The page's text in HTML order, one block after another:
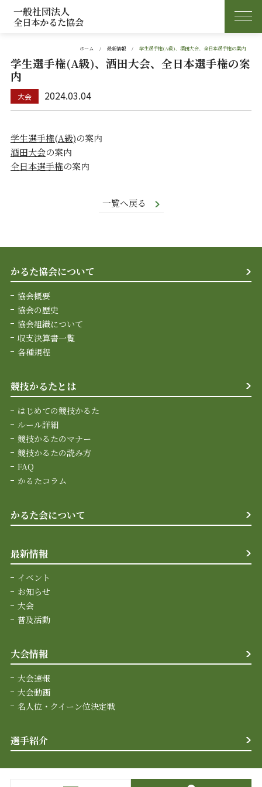
一般社団法人
全日本かるた協会
ホーム 最新情報 学生選手権(A級)、酒田大会、全日本選手権の案内
学生選手権(A級)、酒田大会、全日本選手権の案
内
2024.03.04
学生選手権(A級)の案内
酒田大会の案内
全日本選手権の案内
一覧へ戻る
かるた協会について
協会概要
協会の歴史
協会組織について
収支決算書一覧
各種規程
競技かるたとは
はじめての競技かるた
ルール詳細
競技かるたのマナー
競技かるたの読み方
FAQ
かるたコラム
かるた会について
最新情報
イベント
お知らせ
大会
普及活動
大会情報
大会速報
大会動画
名人位・クイーン位決定戦
選手紹介